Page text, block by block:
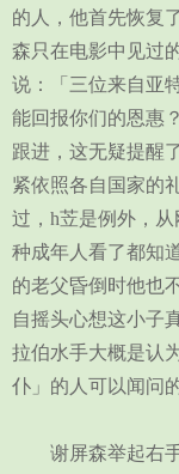
的人，他首先恢复
森只在电影中见过
说：「三位来自亚
能回报你们的恩惠
跟进，这无疑提醒
紧依照各自国家的
过，h苙是例外，
种成年人看了都知
的老父昏倒时他也
自摇头心想这小子
拉伯水手大概是认
仆」的人可以闻问
谢屏森举起右手